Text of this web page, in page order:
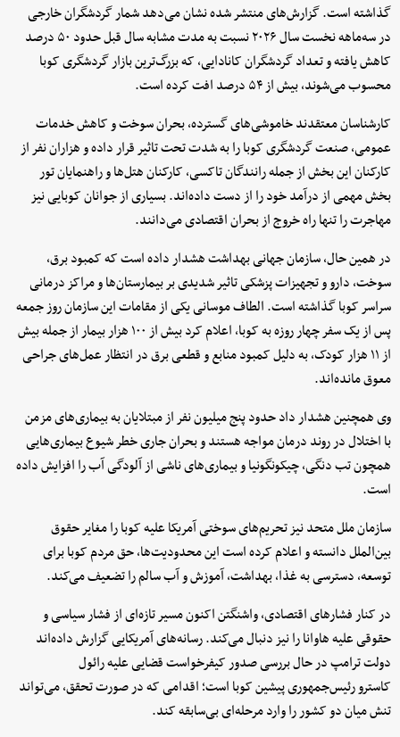
گذاشته است. گزارش‌های منتشر شده نشان می‌دهد شمار گردشگران خارجی
در سه‌ماهه نخست سال ۲۰۲۶ نسبت به مدت مشابه سال قبل حدود ۵۰ درصد
کاهش یافته و تعداد گردشگران کانادایی، که بزرگ‌ترین بازار گردشگری کوبا
محسوب می‌شوند، بیش از ۵۴ درصد افت کرده است.
کارشناسان معتقدند خاموشی‌های گسترده، بحران سوخت و کاهش خدمات
عمومی، صنعت گردشگری کوبا را به شدت تحت تاثیر قرار داده و هزاران نفر از
کارکنان این بخش از جمله رانندگان تاکسی، کارکنان هتل‌ها و راهنمایان تور
بخش مهمی از درآمد خود را از دست داده‌اند. بسیاری از جوانان کوبایی نیز
مهاجرت را تنها راه خروج از بحران اقتصادی می‌دانند.
در همین حال، سازمان جهانی بهداشت هشدار داده است که کمبود برق،
سوخت، دارو و تجهیزات پزشکی تاثیر شدیدی بر بیمارستان‌ها و مراکز درمانی
سراسر کوبا گذاشته است. الطاف موسانی یکی از مقامات این سازمان روز جمعه
پس از یک سفر چهار روزه به کوبا، اعلام کرد بیش از ۱۰۰ هزار بیمار از جمله بیش
از ۱۱ هزار کودک، به دلیل کمبود منابع و قطعی برق در انتظار عمل‌های جراحی
معوق مانده‌اند.
وی همچنین هشدار داد حدود پنج میلیون نفر از مبتلایان به بیماری‌های مزمن
با اختلال در روند درمان مواجه هستند و بحران جاری خطر شیوع بیماری‌هایی
همچون تب دنگی، چیکونگونیا و بیماری‌های ناشی از آلودگی آب را افزایش داده
است.
سازمان ملل متحد نیز تحریم‌های سوختی آمریکا علیه کوبا را مغایر حقوق
بین‌الملل دانسته و اعلام کرده است این محدودیت‌ها، حق مردم کوبا برای
توسعه، دسترسی به غذا، بهداشت، آموزش و آب سالم را تضعیف می‌کند.
در کنار فشارهای اقتصادی، واشنگتن اکنون مسیر تازه‌ای از فشار سیاسی و
حقوقی علیه هاوانا را نیز دنبال می‌کند. رسانه‌های آمریکایی گزارش داده‌اند
دولت ترامپ در حال بررسی صدور کیفرخواست قضایی علیه رائول
کاسترو رئیس‌جمهوری پیشین کوبا است؛ اقدامی که در صورت تحقق، می‌تواند
تنش میان دو کشور را وارد مرحله‌ای بی‌سابقه کند.